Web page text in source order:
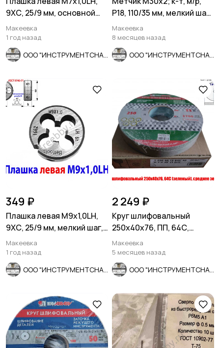
9ХС, 25/9 мм, основной
шаг, ГОСТ 9740-71.
Макеевка
1 год назад
Р18, 110/35 мм, мелкий шаг,
шлиф, в/зав, СССР
Макеевка
8 месяцев назад
349 ₽
Плашка левая М9х1,0LH,
9ХС, 25/9 мм, мелкий шаг,
2650-1662.
Макеевка
1 год назад
2 249 ₽
Круг шлифовальный
250х40х76, ПП, 64С,
зеленый, K7 V35, среднее
зерно.
Макеевка
5 месяцев назад